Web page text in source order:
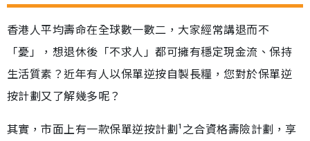
香港人平均壽命在全球數一數二，大家經常講退而不
「憂」，想退休後「不求人」都可擁有穩定現金流、保持
生活質素？近年有人以保單逆按自製長糧，您對於保單逆
按計劃又了解幾多呢？
其實，市面上有一款保單逆按計劃¹之合資格壽險計劃，享